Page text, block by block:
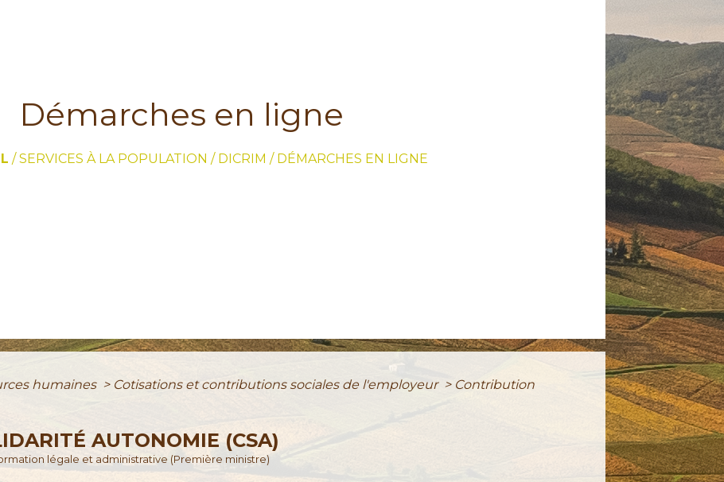
Démarches en ligne
/SERVICES À LA POPULATION / DICRIM / DÉMARCHES EN LIGNE
humaines > Cotisations et contributions sociales de l'employeur > Contribution
AUTONOMIE (CSA)
légale et administrative (Première ministre)